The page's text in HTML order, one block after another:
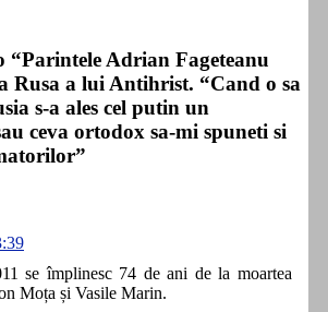
“Parintele Adrian Fageteanu
Rusa a lui Antihrist. “Cand o sa
s-a ales cel putin un
ceva ortodox sa-mi spuneti si
se împlinesc 74 de ani de la moartea
Moța și Vasile Marin.